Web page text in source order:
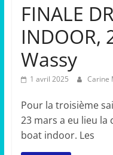
FINALE
INDOOR,
Wassy
1 avril 2025 Carine
Pour la troisième
23 mars a eu lieu la
boat indoor. Les